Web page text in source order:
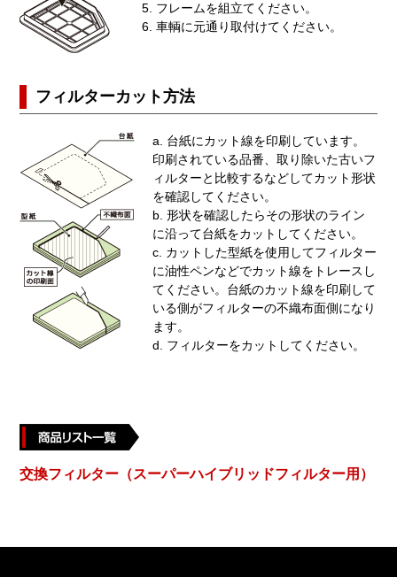
5. フレームを組立てください。
6. 車輌に元通り取付けてください。
フィルターカット方法
a. 台紙にカット線を印刷しています。
印刷されている品番、取り除いた古いフ
ィルターと比較するなどしてカット形状
を確認してください。
b. 形状を確認したらその形状のライン
に沿って台紙をカットしてください。
c. カットした型紙を使用してフィルター
に油性ペンなどでカット線をトレースし
てください。台紙のカット線を印刷して
いる側がフィルターの不織布面側になり
ます。
d. フィルターをカットしてください。
交換フィルター（スーパーハイブリッドフィルター用）